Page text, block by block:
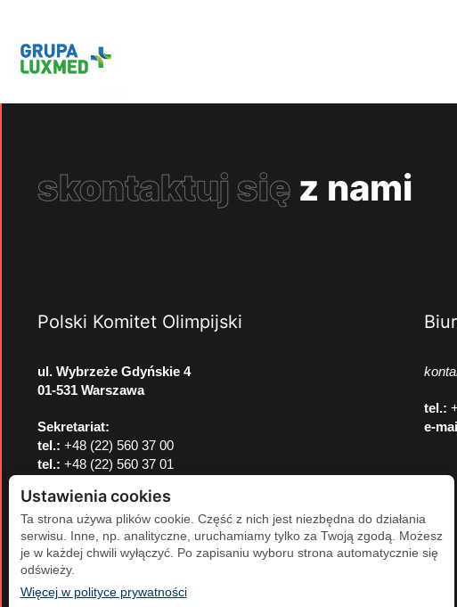
skontaktuj się z nami
Polski Komitet Olimpijski
ul. Wybrzeże Gdyńskie 4
01-531 Warszawa
Sekretariat:
tel.: +48 (22) 560 37 00
tel.: +48 (22) 560 37 01
tel.:
e-
Ustawienia cookies
Ta strona używa plików cookie. Część z nich jest niezbędna do działania
serwisu. Inne, np. analityczne, uruchamiamy tylko za Twoją zgodą. Możesz
je w każdej chwili wyłączyć. Po zapisaniu wyboru strona automatycznie się
odświeży.
Więcej w polityce prywatności(otwiera się w nowej karcie)